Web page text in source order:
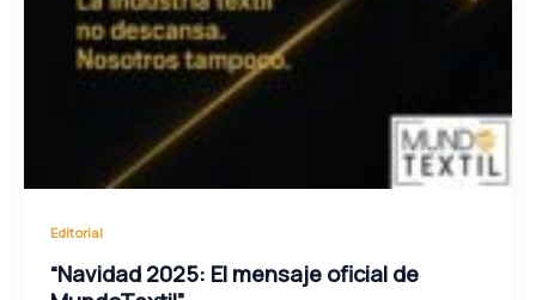
Editorial
“Navidad 2025: El mensaje oficial de